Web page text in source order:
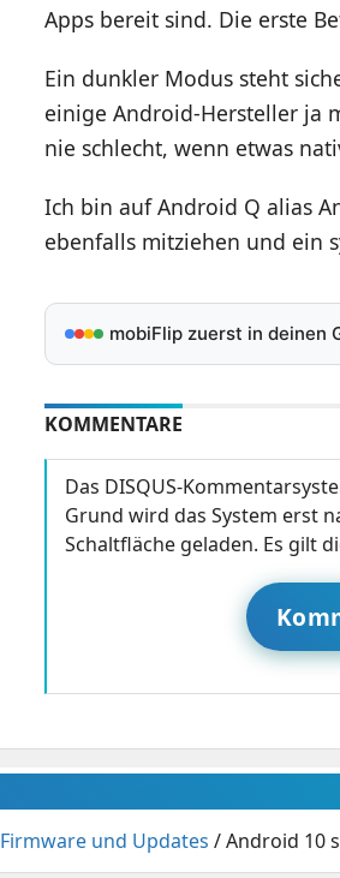
Apps bereit sind. Die erste
Ein dunkler Modus steht
einige Android-Hersteller ja
nie schlecht, wenn etwas
Ich bin auf Android Q alias
ebenfalls mitziehen und ein
mobiFlip zuerst in deinen
KOMMENTARE
Das DISQUS-
Grund wird das System erst
Schaltfläche geladen. Es gilt
Firmware und Updates /Android 10